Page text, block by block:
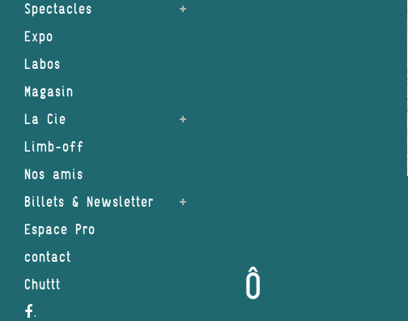
Spectacles
Expo
Labos
Magasin
La Cie
Limb-off
Nos amis
Billets & Newsletter
Espace Pro
contact
Chuttt
.
Ô